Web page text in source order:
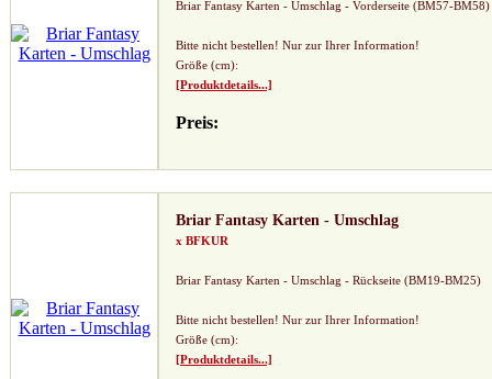
Briar Fantasy Karten - Umschlag - Vorderseite (BM57-BM58)
Bitte nicht bestellen! Nur zur Ihrer Information!
Größe (cm):
[Produktdetails...]
Preis:
Briar Fantasy Karten - Umschlag
x BFKUR
Briar Fantasy Karten - Umschlag - Rückseite (BM19-BM25)
Bitte nicht bestellen! Nur zur Ihrer Information!
Größe (cm):
[Produktdetails...]